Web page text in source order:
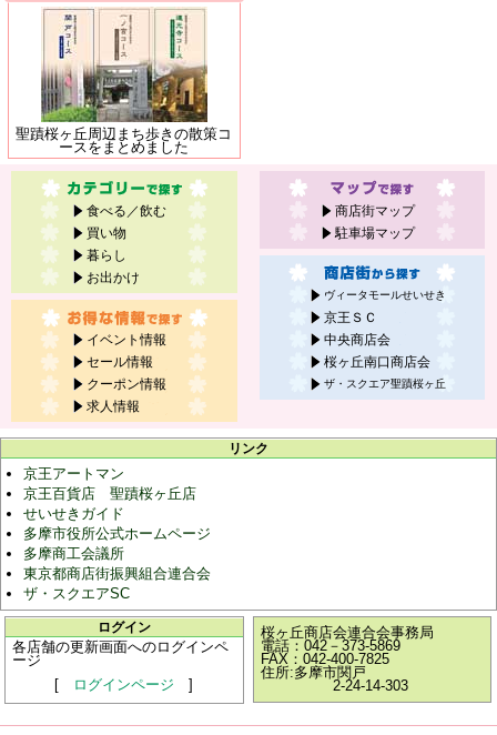
聖蹟桜ヶ丘周辺まち歩きの散策コ
ースをまとめました
食べる／飲む
買い物
暮らし
お出かけ
イベント情報
セール情報
クーポン情報
求人情報
商店街マップ
駐車場マップ
ヴィータモールせいせき
京王ＳＣ
中央商店会
桜ヶ丘南口商店会
ザ・スクエア聖蹟桜ヶ丘
リンク
京王アートマン
京王百貨店 聖蹟桜ヶ丘店
せいせきガイド
多摩市役所公式ホームページ
多摩商工会議所
東京都商店街振興組合連合会
ザ・スクエアSC
ログイン
各店舗の更新画面へのログインペ
ージ
[
ログインページ ]
桜ヶ丘商店会連合会事務局
電話：042－373-5869
FAX：042-400-7825
住所:多摩市関戸
2-24-14-303